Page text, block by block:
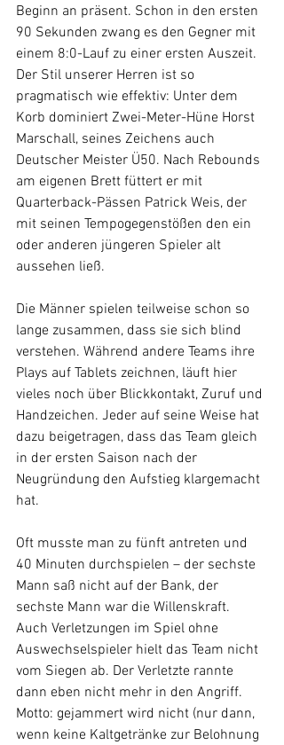
Beginn an präsent. Schon in den ersten
90 Sekunden zwang es den Gegner mit
einem 8:0-Lauf zu einer ersten Auszeit.
Der Stil unserer Herren ist so
pragmatisch wie effektiv: Unter dem
Korb dominiert Zwei-Meter-Hüne Horst
Marschall, seines Zeichens auch
Deutscher Meister Ü50. Nach Rebounds
am eigenen Brett füttert er mit
Quarterback-Pässen Patrick Weis, der
mit seinen Tempogegenstößen den ein
oder anderen jüngeren Spieler alt
aussehen ließ.
Die Männer spielen teilweise schon so
lange zusammen, dass sie sich blind
verstehen. Während andere Teams ihre
Plays auf Tablets zeichnen, läuft hier
vieles noch über Blickkontakt, Zuruf und
Handzeichen. Jeder auf seine Weise hat
dazu beigetragen, dass das Team gleich
in der ersten Saison nach der
Neugründung den Aufstieg klargemacht
hat.
Oft musste man zu fünft antreten und
40 Minuten durchspielen – der sechste
Mann saß nicht auf der Bank, der
sechste Mann war die Willenskraft.
Auch Verletzungen im Spiel ohne
Auswechselspieler hielt das Team nicht
vom Siegen ab. Der Verletzte rannte
dann eben nicht mehr in den Angriff.
Motto: gejammert wird nicht (nur dann,
wenn keine Kaltgetränke zur Belohnung